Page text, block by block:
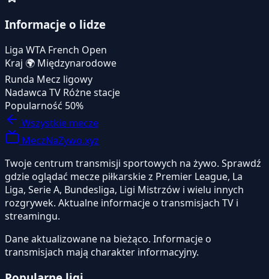
Informacje o lidze
Liga WTA French Open
Kraj 🌍 Międzynarodowe
Runda Mecz ligowy
Nadawca TV Różne stacje
Popularność 50%
Wszystkie mecze
MeczNaZywo.xyz
Twoje centrum transmisji sportowych na żywo. Sprawdź
gdzie oglądać mecze piłkarskie z Premier League, La
Liga, Serie A, Bundesliga, Ligi Mistrzów i wielu innych
rozgrywek. Aktualne informacje o transmisjach TV i
streamingu.
Dane aktualizowane na bieżąco. Informacje o
transmisjach mają charakter informacyjny.